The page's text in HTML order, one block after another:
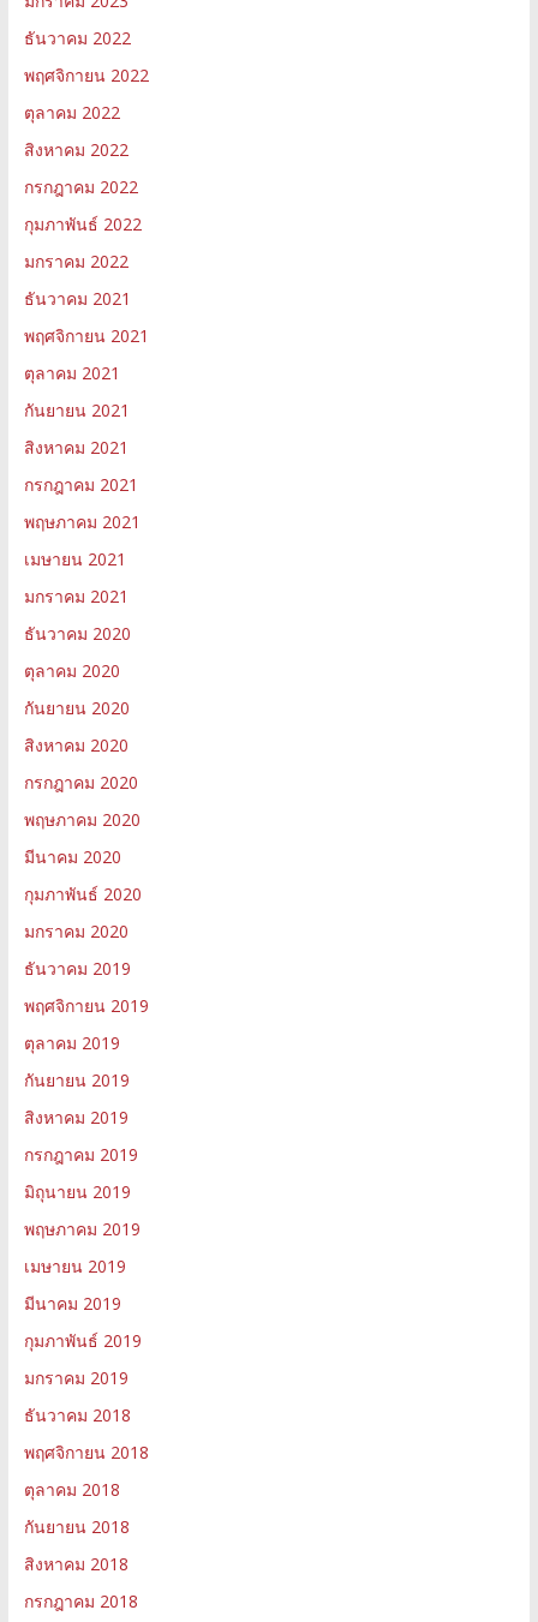
ธันวาคม 2022
พฤศจิกายน 2022
ตุลาคม 2022
สิงหาคม 2022
กรกฎาคม 2022
กุมภาพันธ์ 2022
มกราคม 2022
ธันวาคม 2021
พฤศจิกายน 2021
ตุลาคม 2021
กันยายน 2021
สิงหาคม 2021
กรกฎาคม 2021
พฤษภาคม 2021
เมษายน 2021
มกราคม 2021
ธันวาคม 2020
ตุลาคม 2020
กันยายน 2020
สิงหาคม 2020
กรกฎาคม 2020
พฤษภาคม 2020
มีนาคม 2020
กุมภาพันธ์ 2020
มกราคม 2020
ธันวาคม 2019
พฤศจิกายน 2019
ตุลาคม 2019
กันยายน 2019
สิงหาคม 2019
กรกฎาคม 2019
มิถุนายน 2019
พฤษภาคม 2019
เมษายน 2019
มีนาคม 2019
กุมภาพันธ์ 2019
มกราคม 2019
ธันวาคม 2018
พฤศจิกายน 2018
ตุลาคม 2018
กันยายน 2018
สิงหาคม 2018
กรกฎาคม 2018